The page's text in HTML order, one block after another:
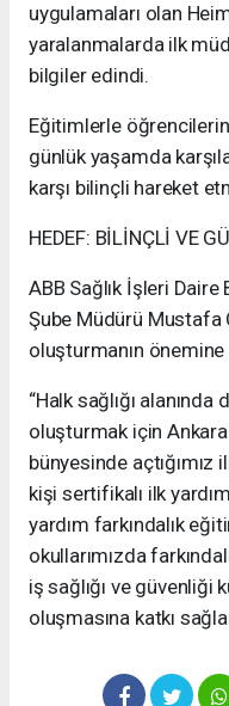
uygulamaları olan
yaralanmalarda ilk
bilgiler edindi.
Eğitimlerle
günlük yaşamda
karşı bilinçli hareket
HEDEF: BİLİNÇLİ VE
ABB Sağlık İşleri Daire
Şube Müdürü Mustafa
oluşturmanın
“Halk sağlığı
oluşturmak için
bünyesinde açtığımız
kişi sertifikalı ilk
yardım farkındalık
okullarımızda
iş sağlığı ve güvenliği
oluşmasına katkı